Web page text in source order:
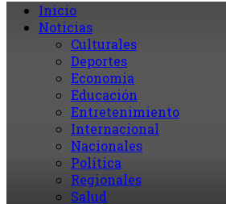
Inicio
Noticias
Culturales
Deportes
Economia
Educación
Entretenimiento
Internacional
Nacionales
Política
Regionales
Salud